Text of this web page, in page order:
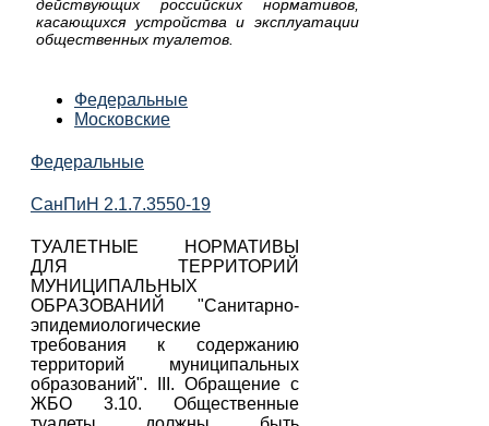
действующих российских нормативов,
касающихся устройства и эксплуатации
общественных туалетов.
Федеральные
Московские
Федеральные
СанПиН 2.1.7.3550-19
ТУАЛЕТНЫЕ НОРМАТИВЫ
ДЛЯ ТЕРРИТОРИЙ
МУНИЦИПАЛЬНЫХ
ОБРАЗОВАНИЙ "Санитарно-
эпидемиологические
требования к содержанию
территорий муниципальных
образований". III. Обращение с
ЖБО 3.10. Общественные